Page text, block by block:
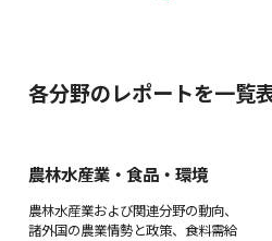
各分野のレポートを一覧
農林水産業・食品・環境
農林水産業および関連分野の動向、
諸外国の農業情勢と政策、食料需給